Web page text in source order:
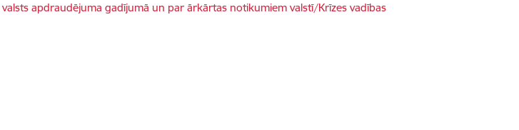
apdraudējuma gadījumā un par ārkārtas notikumiem valstī/Krīzes vadības